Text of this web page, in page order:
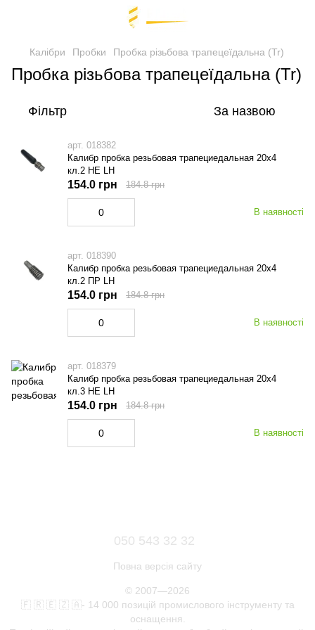
Калібри Пробки Пробка різьбова трапецеїдальна (Tr)
Пробка різьбова трапецеїдальна (Tr)
Фільтр За назвою
арт. 018382
Калибр пробка резьбовая трапециедальная 20х4
кл.2 НЕ LH
В наявності
154.0 грн 184.8 грн
арт. 018390
Калибр пробка резьбовая трапециедальная 20х4
кл.2 ПР LH
В наявності
154.0 грн 184.8 грн
арт. 018379
Калибр пробка резьбовая трапециедальная 20х4
кл.3 НЕ LH
В наявності
154.0 грн 184.8 грн
050 543 32 32
Повна версія сайту
© 2007—2026
🇫 🇷 🇪 🇿 🇦- 14 000 позицій промислового інструменту та
оснащення.